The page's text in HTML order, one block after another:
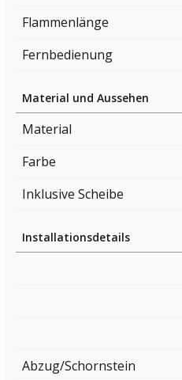
Flammenlänge
Fernbedienung
Material und Aussehen
Material
Farbe
Inklusive Scheibe
Installationsdetails
Abzug/Schornstein